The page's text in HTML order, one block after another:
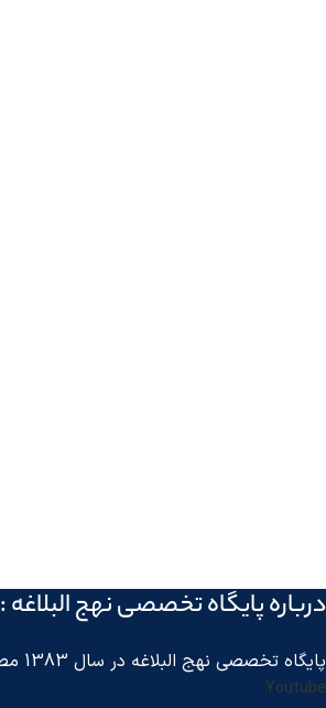
درباره پايگاه تخصصی نهج البلاغه :
پايگاه تخصصی نهج البلاغه در سال 1383 مصادف با عید سعید غدیر خم توسط مرکز جهانی اطلاع رسانی آل البیت
Youtube